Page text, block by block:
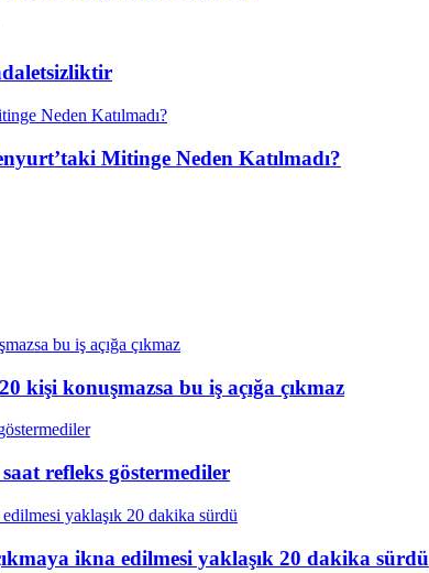
Mitinge Neden Katılmadı?
kişi konuşmazsa bu iş açığa çıkmaz
refleks göstermediler
ikna edilmesi yaklaşık 20 dakika sürdü